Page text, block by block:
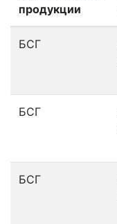
продукции
БСГ
БСГ
БСГ